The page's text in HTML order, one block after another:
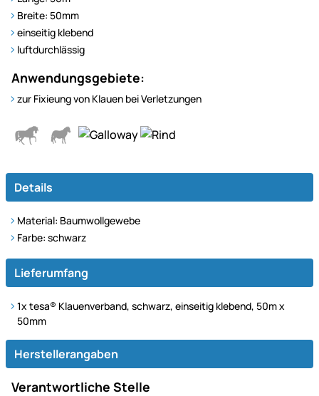
Breite: 50mm
einseitig klebend
luftdurchlässig
Anwendungsgebiete:
zur Fixieung von Klauen bei Verletzungen
Details
Material: Baumwollgewebe
Farbe: schwarz
Lieferumfang
1x tesa® Klauenverband, schwarz, einseitig klebend, 50m x
50mm
Herstellerangaben
Verantwortliche Stelle